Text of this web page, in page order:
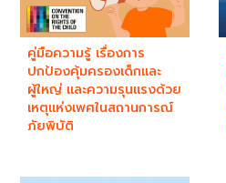
คู่มือความรู้ เรื่องการ
ปกป้องคุ้มครองเด็กและ
ผู้ใหญ่ และความรุนแรงด้วย
เหตุแห่งเพศในสถานการณ์
ภัยพิบัติ